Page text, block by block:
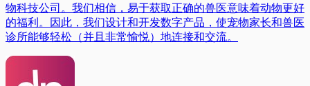
物科技公司。我们相信，易于获取正确的兽医意味着动物更好
的福利。因此，我们设计和开发数字产品，使宠物家长和兽医
诊所能够轻松（并且非常愉悦）地连接和交流。